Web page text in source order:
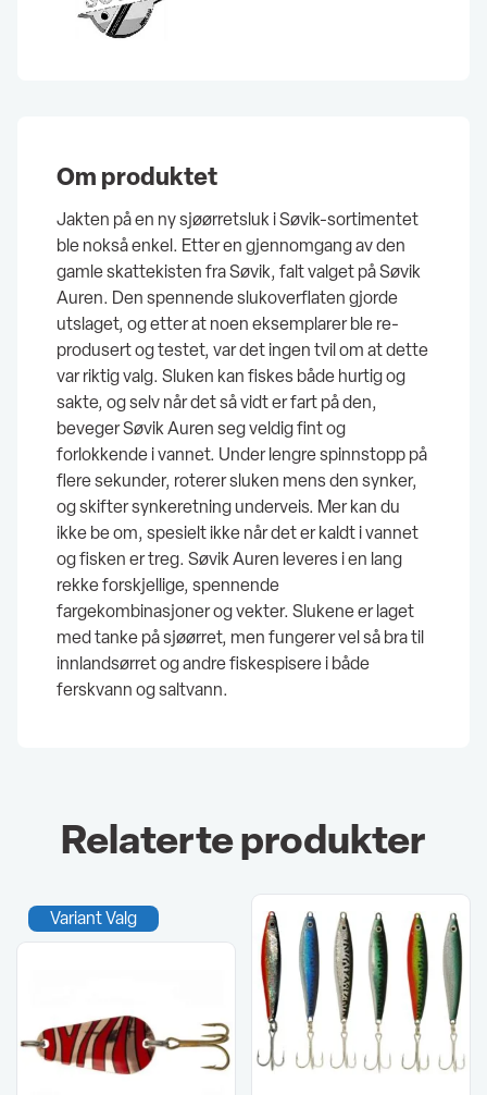
Om produktet
Jakten på en ny sjøørretsluk i Søvik-sortimentet
ble nokså enkel. Etter en gjennomgang av den
gamle skattekisten fra Søvik, falt valget på Søvik
Auren. Den spennende slukoverflaten gjorde
utslaget, og etter at noen eksemplarer ble re-
produsert og testet, var det ingen tvil om at dette
var riktig valg. Sluken kan fiskes både hurtig og
sakte, og selv når det så vidt er fart på den,
beveger Søvik Auren seg veldig fint og
forlokkende i vannet. Under lengre spinnstopp på
flere sekunder, roterer sluken mens den synker,
og skifter synkeretning underveis. Mer kan du
ikke be om, spesielt ikke når det er kaldt i vannet
og fisken er treg. Søvik Auren leveres i en lang
rekke forskjellige, spennende
fargekombinasjoner og vekter. Slukene er laget
med tanke på sjøørret, men fungerer vel så bra til
innlandsørret og andre fiskespisere i både
ferskvann og saltvann.
Relaterte produkter
Variant Valg